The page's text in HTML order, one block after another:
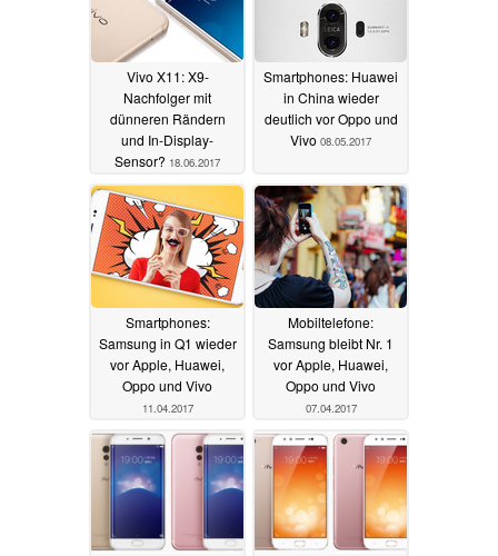
Vivo X11: X9-
Nachfolger mit
dünneren Rändern
und In-Display-
Sensor? 18.06.2017
Smartphones: Huawei
in China wieder
deutlich vor Oppo und
Vivo 08.05.2017
Smartphones:
Samsung in Q1 wieder
vor Apple, Huawei,
Oppo und Vivo
11.04.2017
Mobiltelefone:
Samsung bleibt Nr. 1
vor Apple, Huawei,
Oppo und Vivo
07.04.2017